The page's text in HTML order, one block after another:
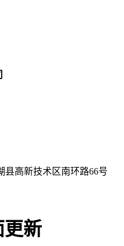
县高新技术区南环路66号
更新